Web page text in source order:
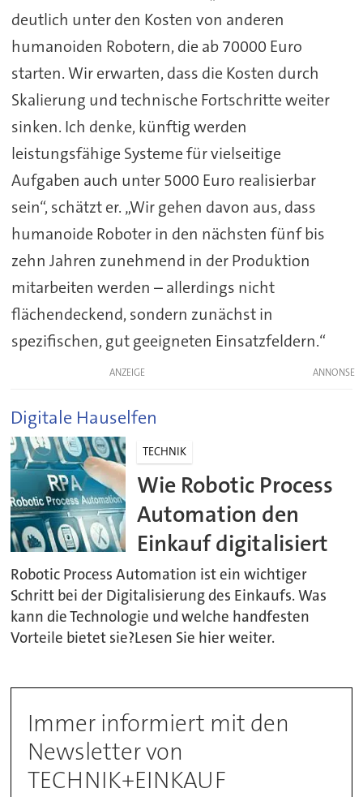
deutlich unter den Kosten von anderen
humanoiden Robotern, die ab 70000 Euro
starten. Wir erwarten, dass die Kosten durch
Skalierung und technische Fortschritte weiter
sinken. Ich denke, künftig werden
leistungsfähige Systeme für vielseitige
Aufgaben auch unter 5000 Euro realisierbar
sein“, schätzt er. „Wir gehen davon aus, dass
humanoide Roboter in den nächsten fünf bis
zehn Jahren zunehmend in der Produktion
mitarbeiten werden – allerdings nicht
flächendeckend, sondern zunächst in
spezifischen, gut geeigneten Einsatzfeldern.“
ANZEIGE
Digitale Hauselfen
TECHNIK
Wie Robotic Process
Automation den
Einkauf digitalisiert
Robotic Process Automation ist ein wichtiger
Schritt bei der Digitalisierung des Einkaufs. Was
kann die Technologie und welche handfesten
Vorteile bietet sie?Lesen Sie hier weiter.
Immer informiert mit den
Newsletter von
TECHNIK+EINKAUF